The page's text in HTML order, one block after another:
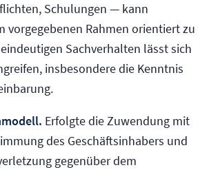
Schulungen — kann
vorgegebenen Rahmen orientiert zu
Sachverhalten lässt sich
insbesondere die Kenntnis
Erfolgte die Zuwendung mit
des Geschäftsinhabers und
gegenüber dem